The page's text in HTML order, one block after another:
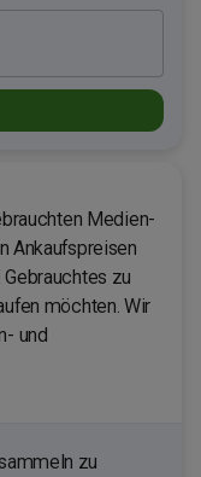
Medien-
Ankaufspreisen
zu
möchten. Wir
und
zu